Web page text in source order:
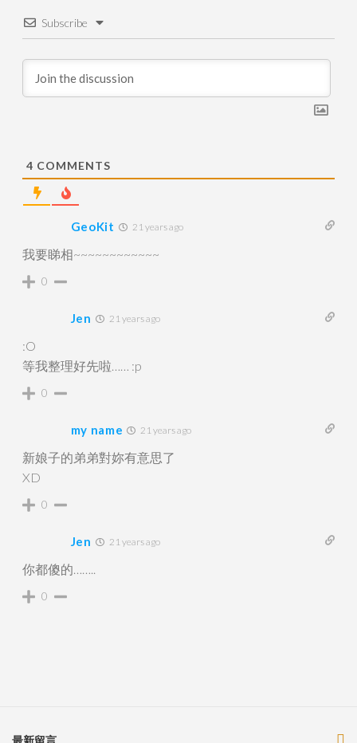
Subscribe
4 COMMENTS
GeoKit 21 years ago
我要睇相~~~~~~~~~~~~
0
Jen 21 years ago
:O
等我整理好先啦…… :p
0
my name 21 years ago
新娘子的弟弟對妳有意思了
XD
0
Jen 21 years ago
你都傻的……..
0
最新留言